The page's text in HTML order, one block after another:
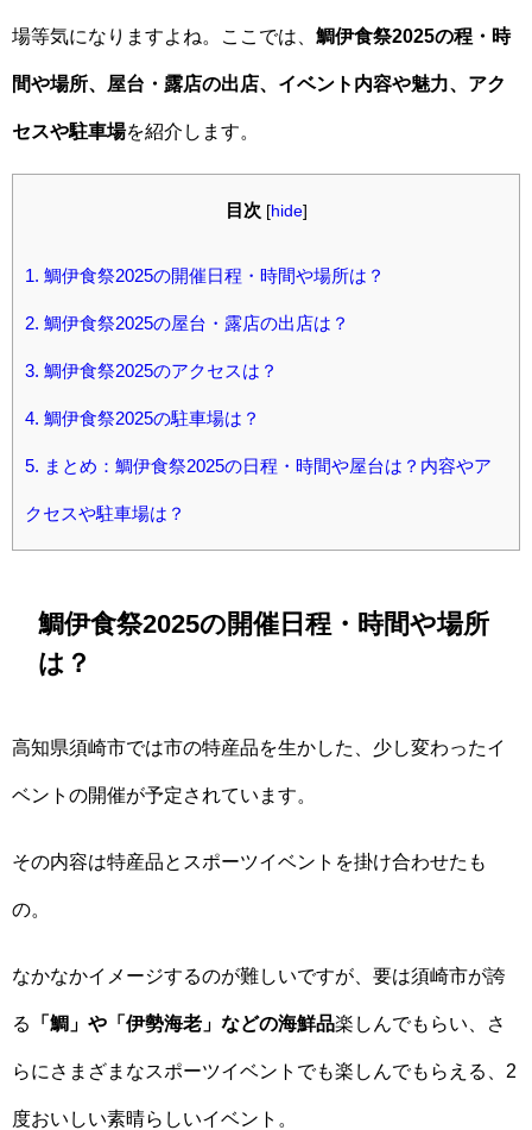
場等気になりますよね。ここでは、 鯛伊食祭2025の程・時
間や場所、屋台・露店の出店、イベント内容や魅力、アク
セスや駐車場を紹介します。
目次 [hide]
1. 鯛伊食祭2025の開催日程・時間や場所は？
2. 鯛伊食祭2025の屋台・露店の出店は？
3. 鯛伊食祭2025のアクセスは？
4. 鯛伊食祭2025の駐車場は？
5. まとめ：鯛伊食祭2025の日程・時間や屋台は？内容やア
クセスや駐車場は？
鯛伊食祭2025の開催日程・時間や場所
は？
高知県須崎市では市の特産品を生かした、少し変わったイ
ベントの開催が予定されています。
その内容は特産品とスポーツイベントを掛け合わせたも
の。
なかなかイメージするのが難しいですが、要は須崎市が誇
る 「鯛」や「伊勢海老」などの海鮮品楽しんでもらい、さ
らにさまざまなスポーツイベントでも楽しんでもらえる、2
度おいしい素晴らしいイベント。